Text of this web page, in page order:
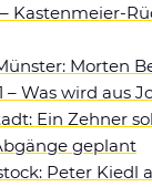
Kastenmeier-
Morten
– Was wird aus
Ein Zehner
geplant
Peter Kiedl